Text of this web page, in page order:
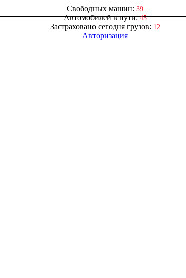
Свободных машин: 39
Автомобилей в пути:45
Застраховано сегодня грузов: 12
Авторизация